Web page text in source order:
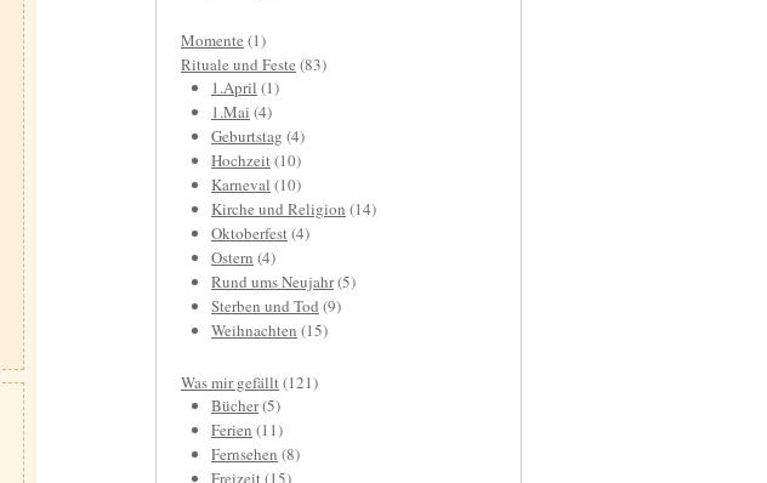
Momente (1)
Rituale und Feste (83)
1.April (1)
1.Mai (4)
Geburtstag (4)
Hochzeit(10)
Karneval (10)
Kirche und Religion (14)
Oktoberfest(4)
Ostern (4)
Rund ums Neujahr(5)
Sterben und Tod (9)
Weihnachten (15)
Was mir gefällt(121)
Bücher(5)
Ferien (11)
Fernsehen (8)
Freizeit(15)